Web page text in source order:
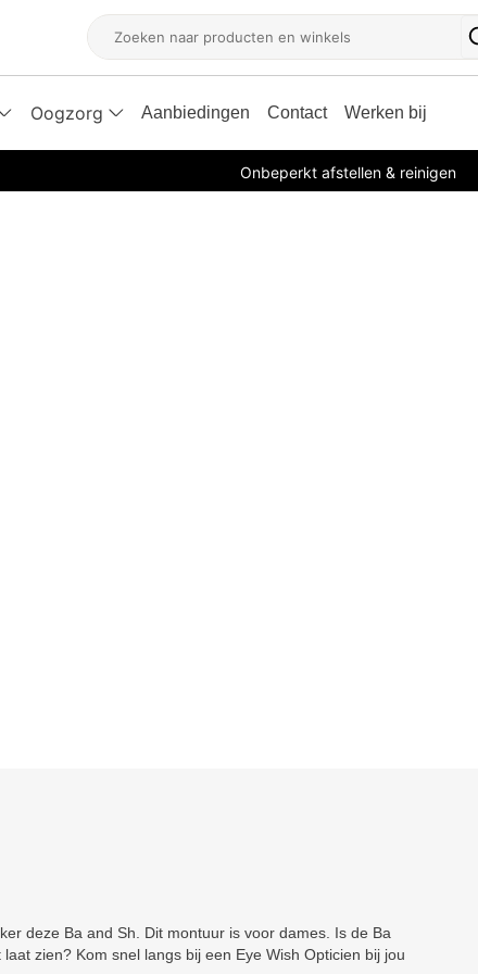
Zoeken
Oogzorg Aanbiedingen Contact Werken bij
Onbeperkt afstellen & reinigen
deze Ba and Sh. Dit montuur is voor dames. Is de Ba
zien? Kom snel langs bij een Eye Wish Opticien bij jou